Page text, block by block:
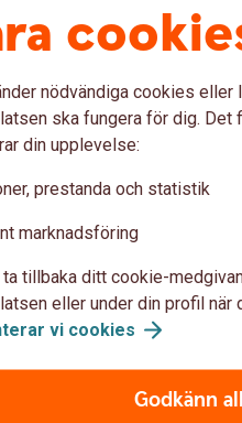
till exempel vid en kurs på
på ca 10 procent av
beräkning av
terminen förfaller i oktober
x EU-stödet.
Din sammanlagda
du betala
stöd till följd av
nödvändiga cookies
ska fungera för dig. Det
din upplevelse:
prestanda och statistik
marknadsföring
ta tillbaka ditt cookie-
eller under din profil när
vi cookies
Godkänn